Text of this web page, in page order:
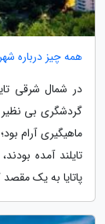
همه چیز درباره
ماهیگیری آرام
تایلند آمده
پاتایا به یک